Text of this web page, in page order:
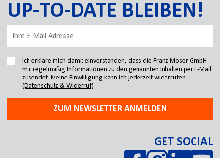
UP-TO-DATE BLEIBEN!
Ich erkläre mich damit einverstanden, dass die Franz Moser GmbH
mir regelmäßig Informationen zu den genannten Inhalten per E-Mail
zusendet. Meine Einwilligung kann ich jederzeit widerrufen.
(Datenschutz & Widerruf)
ZUM NEWSLETTER ANMELDEN
GET SOCIAL